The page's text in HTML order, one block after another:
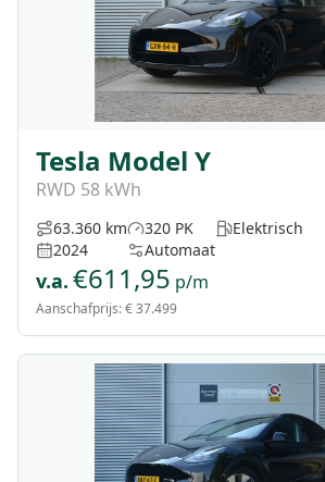
Tesla Model Y
RWD 58 kWh
63.360 km
2024
320 PK
Automaat
Elektrisch
v.a. €611,95 p/m
Aanschafprijs:€ 37.499